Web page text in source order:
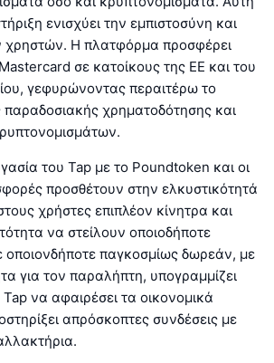
ενισχύει την εμπιστοσύνη και
χρηστών. Η πλατφόρμα προσφέρει
σε κατοίκους της ΕΕ και του
γεφυρώνοντας περαιτέρω το
χρηματοδότησης και
του Tap με το Poundtoken και οι
προσθέτουν στην ελκυστικότητά
χρήστες επιπλέον κίνητρα και
να στείλουν οποιοδήποτε
οποιονδήποτε παγκοσμίως δωρεάν, με
για τον παραλήπτη, υπογραμμίζει
να αφαιρέσει τα οικονομικά
απρόσκοπτες συνδέσεις με